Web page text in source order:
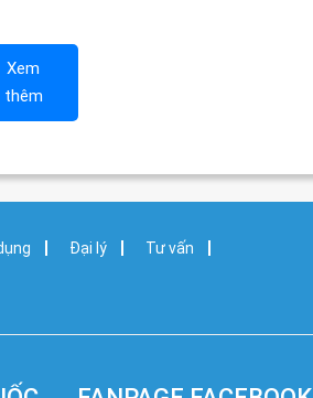
Xem
thêm
Đại lý Tư vấn